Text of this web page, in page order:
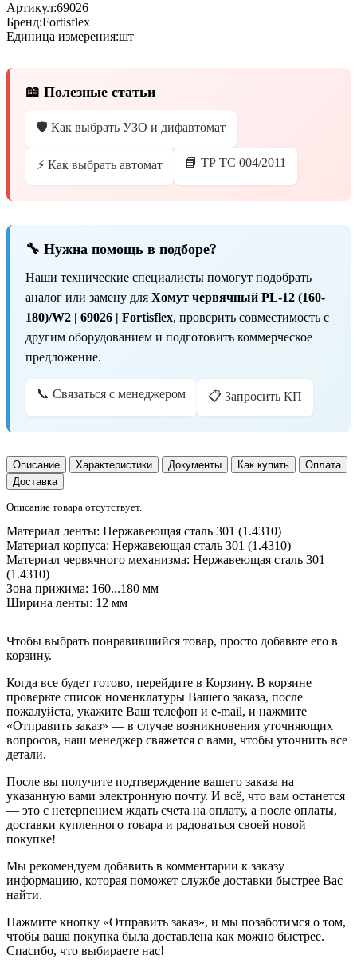
Артикул:69026
Бренд:Fortisflex
Единица измерения:шт
📖 Полезные статьи
🛡️ Как выбрать УЗО и дифавтомат
⚡ Как выбрать автомат 📘 ТР ТС 004/2011
🔧 Нужна помощь в подборе?
Наши технические специалисты помогут подобрать
аналог или замену для Хомут червячный PL-12 (160-
180)/W2 | 69026 | Fortisflex, проверить совместимость с
другим оборудованием и подготовить коммерческое
предложение.
📞 Связаться с менеджером 📋 Запросить КП
Описание Характеристики Документы Как купить
Оплата
Доставка
Описание товара отсутствует.
Материал ленты: Нержавеющая сталь 301 (1.4310)
Материал корпуса: Нержавеющая сталь 301 (1.4310)
Материал червячного механизма: Нержавеющая сталь 301
(1.4310)
Зона прижима: 160...180 мм
Ширина ленты: 12 мм
Чтобы выбрать понравившийся товар, просто добавьте его в
корзину.
Когда все будет готово, перейдите в Корзину. В корзине
проверьте список номенклатуры Вашего заказа, после
пожалуйста, укажите Ваш телефон и e-mail, и нажмите
«Отправить заказ» — в случае возникновения уточняющих
вопросов, наш менеджер свяжется с вами, чтобы уточнить все
детали.
После вы получите подтверждение вашего заказа на
указанную вами электронную почту. И всё, что вам останется
— это с нетерпением ждать счета на оплату, а после оплаты,
доставки купленного товара и радоваться своей новой
покупке!
Мы рекомендуем добавить в комментарии к заказу
информацию, которая поможет службе доставки быстрее Вас
найти.
Нажмите кнопку «Отправить заказ», и мы позаботимся о том,
чтобы ваша покупка была доставлена как можно быстрее.
Спасибо, что выбираете нас!